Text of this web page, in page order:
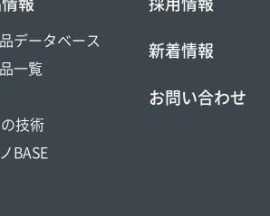
データベース
一覧
技術
BASE
新着情報
お問い合わせ